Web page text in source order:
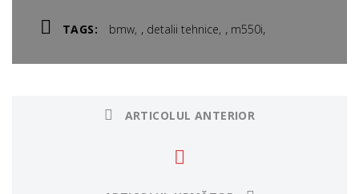
TAGS: bmw , detalii tehnice , m550i,
ARTICOLUL ANTERIOR